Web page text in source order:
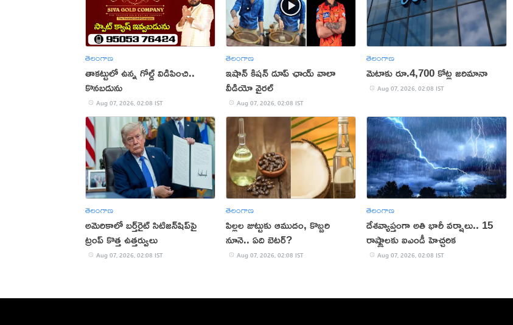
తెలంగాణ
తాకట్టులో ఉన్న గోల్డ్ విడిపించి..
కొనబడును
Aug 07, 2026, 02:08 IST
తెలంగాణ
ఇషాన్ కిషన్ డూప్ ఛాయ్ వాలా
వీడియో వైరల్
Aug 07, 2026, 02:08 IST
తెలంగాణ
మెటాకు రూ.4,700 కోట్ల జరిమానా
Aug 07, 2026, 02:08 IST
తెలంగాణ
అమెరికాలో బర్త్‌రైట్ సిటిజన్‌షిప్‌పై
ట్రంప్ కొత్త ఉత్తర్వులు
Aug 07, 2026, 02:08 IST
తెలంగాణ
పిల్లల జుట్టుకు ఆముదం, కొబ్బరి
నూనె.. ఏది బెటర్?
Aug 07, 2026, 02:08 IST
తెలంగాణ
దేశవ్యాప్తంగా అతి భారీ వర్షాలు.. 15
రాష్ట్రాలకు ఐఎండీ హెచ్చరిక
Aug 07, 2026, 02:08 IST